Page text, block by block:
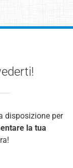
disposizione per
la tua